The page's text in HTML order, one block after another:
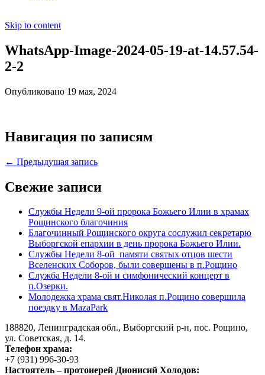
Skip to content
WhatsApp-Image-2024-05-19-at-14.57.54-
2-2
Опубликовано 19 мая, 2024
Навигация по записям
← Предыдущая запись
Свежие записи
Службы Недели 9-ой пророка Божьего Илии в храмах
Рощинского благочиния
Благочинный Рощинского округа сослужил секретарю
Выборгской епархии в день пророка Божьего Илии.
Службы Недели 8-ой памяти святых отцов шести
Вселенских Соборов, были совершены в п.Рощино
Служба Недели 8-ой и симфонический концерт в
п.Озерки.
Молодежка храма свят.Николая п.Рощино совершила
поездку в MazaPark
188820, Ленинградская обл., Выборгский р-н, пос. Рощино,
ул. Советская, д. 14.
Телефон храма:
+7 (931) 996-30-93
Настоятель – протоиерей Дионисий Холодов: